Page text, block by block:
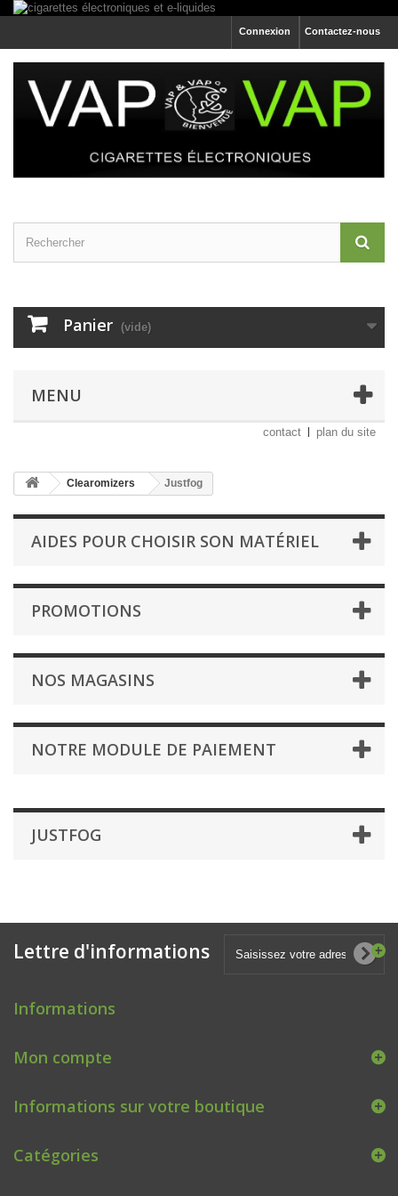
Contactez-nous
Connexion
Panier (vide)
MENU
contact plan du site
Clearomizers Justfog
AIDES POUR CHOISIR SON MATÉRIEL
PROMOTIONS
NOS MAGASINS
NOTRE MODULE DE PAIEMENT
JUSTFOG
Lettre d'informations
Informations
Mon compte
Informations sur votre boutique
Catégories